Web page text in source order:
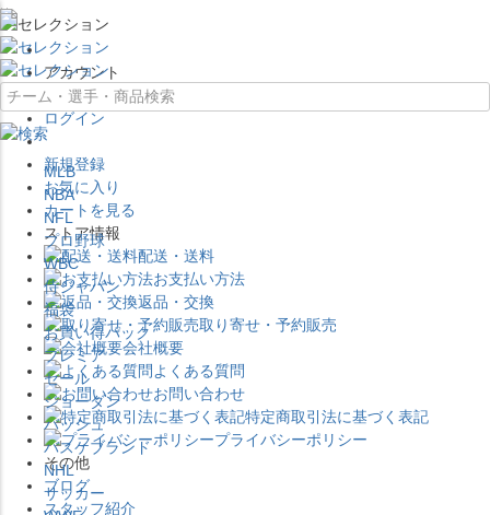
×
アカウント
ログイン
新規登録
お気に入り
カートを見る
ストア情報
配送・送料
お支払い方法
返品・交換
取り寄せ・予約販売
会社概要
よくある質問
お問い合わせ
特定商取引法に基づく表記
プライバシーポリシー
その他
ブログ
スタッフ紹介
MLB
NBA
NFL
プロ野球
WBC
侍ジャパン
福袋
お買い得パック
プレミア
セール
ジョーダン
バッシュ
バスケブランド
NHL
サッカー